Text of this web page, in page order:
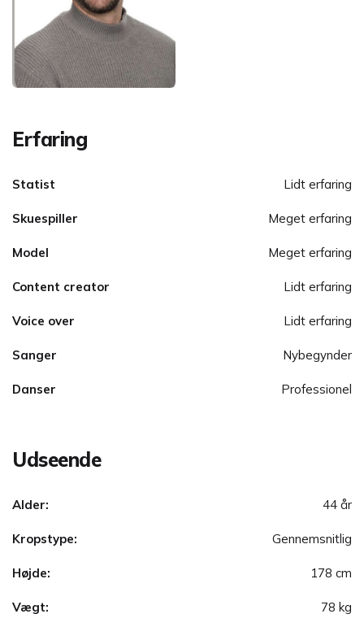
Erfaring
Statist Lidt erfaring
Skuespiller Meget erfaring
Model Meget erfaring
Content creator Lidt erfaring
Voice over Lidt erfaring
Sanger Nybegynder
Danser Professionel
Udseende
Alder: 44 år
Kropstype: Gennemsnitlig
Højde: 178 cm
Vægt: 78 kg